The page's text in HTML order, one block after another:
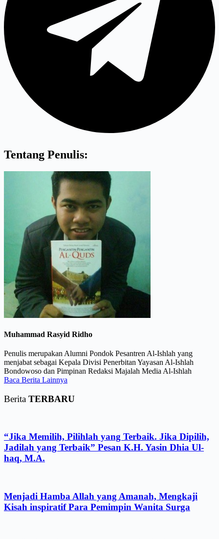
Tentang Penulis:
Muhammad Rasyid Ridho
Penulis merupakan Alumni Pondok Pesantren Al-Ishlah yang
menjabat sebagai Kepala Divisi Penerbitan Yayasan Al-Ishlah
Bondowoso dan Pimpinan Redaksi Majalah Media Al-Ishlah
Baca Berita Lainnya
Berita TERBARU
“Jika Memilih, Pilihlah yang Terbaik. Jika Dipilih,
Jadilah yang Terbaik” Pesan K.H. Yasin Dhia Ul-
haq, M.A.
Menjadi Hamba Allah yang Amanah, Mengkaji
Kisah inspiratif Para Pemimpin Wanita Surga